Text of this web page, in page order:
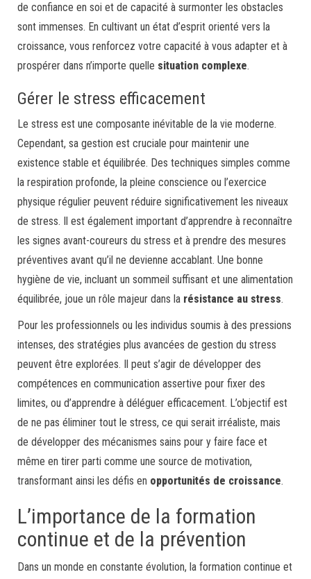
de confiance en soi et de capacité à surmonter les obstacles
sont immenses. En cultivant un état d’esprit orienté vers la
croissance, vous renforcez votre capacité à vous adapter et à
prospérer dans n’importe quelle situation complexe.
Gérer le stress efficacement
Le stress est une composante inévitable de la vie moderne.
Cependant, sa gestion est cruciale pour maintenir une
existence stable et équilibrée. Des techniques simples comme
la respiration profonde, la pleine conscience ou l’exercice
physique régulier peuvent réduire significativement les niveaux
de stress. Il est également important d’apprendre à reconnaître
les signes avant-coureurs du stress et à prendre des mesures
préventives avant qu’il ne devienne accablant. Une bonne
hygiène de vie, incluant un sommeil suffisant et une alimentation
équilibrée, joue un rôle majeur dans la résistance au stress.
Pour les professionnels ou les individus soumis à des pressions
intenses, des stratégies plus avancées de gestion du stress
peuvent être explorées. Il peut s’agir de développer des
compétences en communication assertive pour fixer des
limites, ou d’apprendre à déléguer efficacement. L’objectif est
de ne pas éliminer tout le stress, ce qui serait irréaliste, mais
de développer des mécanismes sains pour y faire face et
même en tirer parti comme une source de motivation,
transformant ainsi les défis en opportunités de croissance.
L’importance de la formation
continue et de la prévention
Dans un monde en constante évolution, la formation continue et